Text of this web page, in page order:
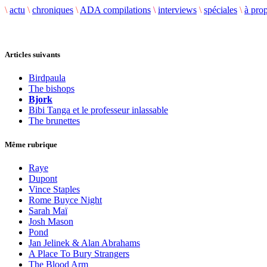
\ actu \ chroniques \ ADA compilations \ interviews \ spéciales \ à
Articles suivants
Birdpaula
The bishops
Bjork
Bibi Tanga et le professeur inlassable
The brunettes
Même rubrique
Raye
Dupont
Vince Staples
Rome Buyce Night
Sarah Maï
Josh Mason
Pond
Jan Jelinek & Alan Abrahams
A Place To Bury Strangers
The Blood Arm